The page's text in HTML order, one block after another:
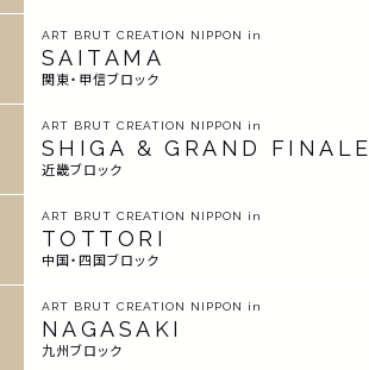
ART BRUT CREATION NIPPON in
SAITAMA
関東・甲信ブロック
ART BRUT CREATION NIPPON in
SHIGA & GRAND FINALE
近畿ブロック
ART BRUT CREATION NIPPON in
TOTTORI
中国・四国ブロック
ART BRUT CREATION NIPPON in
NAGASAKI
九州ブロック